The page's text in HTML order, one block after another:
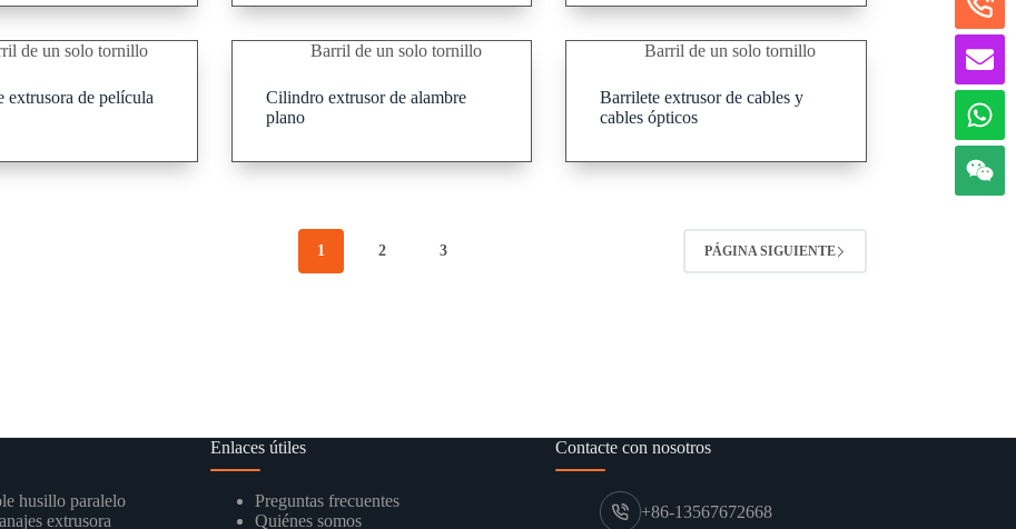
de un solo tornillo
extrusora de película
Barril de un solo tornillo
Cilindro extrusor de alambre
plano
Barril de un solo tornillo
Barrilete extrusor de cables y
cables ópticos
1 2 3 PÁGINA SIGUIENTE
husillo paralelo
extrusora
Enlaces útiles
Preguntas frecuentes
Quiénes somos
Contacte con nosotros
+86-13567672668